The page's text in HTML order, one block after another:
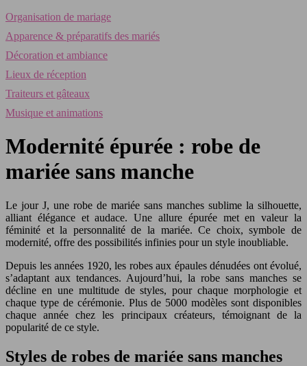
Organisation de mariage
Apparence & préparatifs des mariés
Décoration et ambiance
Lieux de réception
Traiteurs et gâteaux
Musique et animations
Modernité épurée : robe de
mariée sans manche
Le jour J, une robe de mariée sans manches sublime la silhouette,
alliant élégance et audace. Une allure épurée met en valeur la
féminité et la personnalité de la mariée. Ce choix, symbole de
modernité, offre des possibilités infinies pour un style inoubliable.
Depuis les années 1920, les robes aux épaules dénudées ont évolué,
s’adaptant aux tendances. Aujourd’hui, la robe sans manches se
décline en une multitude de styles, pour chaque morphologie et
chaque type de cérémonie. Plus de 5000 modèles sont disponibles
chaque année chez les principaux créateurs, témoignant de la
popularité de ce style.
Styles de robes de mariée sans manches